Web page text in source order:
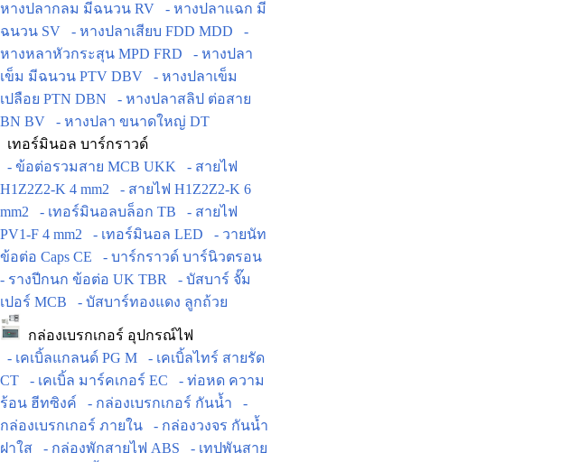
หางปลากลม มีฉนวน RV
- หางปลาแฉก มี
ฉนวน SV
- หางปลาเสียบ FDD MDD
-
หางหลาหัวกระสุน MPD FRD
- หางปลา
เข็ม มีฉนวน PTV DBV
- หางปลาเข็ม
เปลือย PTN DBN
- หางปลาสลิป ต่อสาย
BN BV
- หางปลา ขนาดใหญ่ DT
เทอร์มินอล บาร์กราวด์
- ข้อต่อรวมสาย MCB UKK
- สายไฟ
H1Z2Z2-K 4 mm2
- สายไฟ H1Z2Z2-K 6
mm2
- เทอร์มินอลบล็อก TB
- สายไฟ
PV1-F 4 mm2
- เทอร์มินอล LED
- วายนัท
ข้อต่อ Caps CE
- บาร์กราวด์ บาร์นิวตรอน
- รางปีกนก ข้อต่อ UK TBR
- บัสบาร์ จั๊ม
เปอร์ MCB
- บัสบาร์ทองแดง ลูกถ้วย
กล่องเบรกเกอร์ อุปกรณ์ไฟ
- เคเบิ้ลแกลนด์ PG M
- เคเบิ้ลไทร์ สายรัด
CT
- เคเบิ้ล มาร์คเกอร์ EC
- ท่อหด ความ
ร้อน ฮีทซิงค์
- กล่องเบรกเกอร์ กันน้ำ
-
กล่องเบรกเกอร์ ภายใน
- กล่องวงจร กันน้ำ
ฝาใส
- กล่องพักสายไฟ ABS
- เทปพันสาย